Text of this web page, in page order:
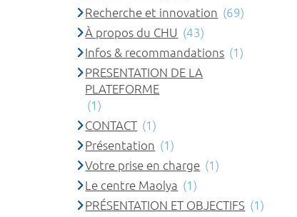
Recherche et innovation (69)
À propos du CHU (43)
Infos & recommandations (1)
PRESENTATION DE LA
PLATEFORME
(1)
CONTACT (1)
Présentation (1)
Votre prise en charge (1)
Le centre Maolya (1)
PRÉSENTATION ET OBJECTIFS (1)